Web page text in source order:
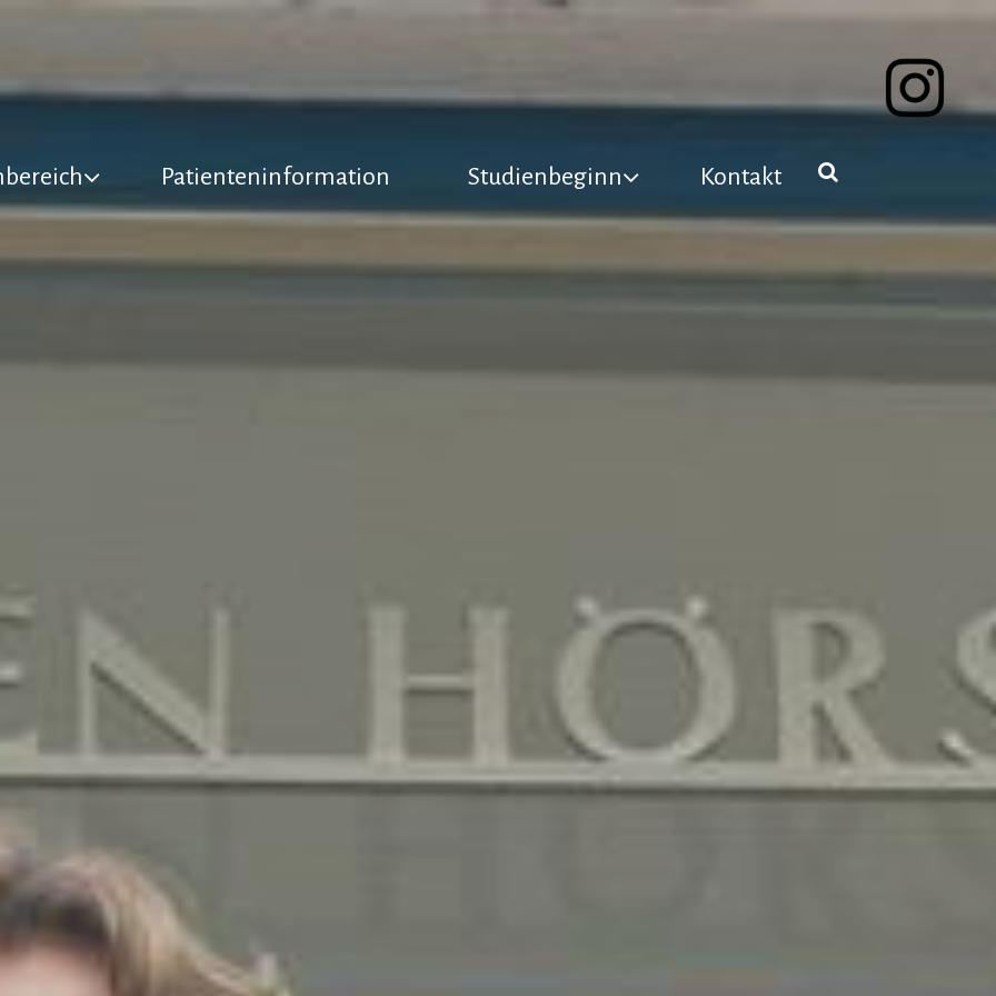
Patienteninformation Studienbeginn Kontakt